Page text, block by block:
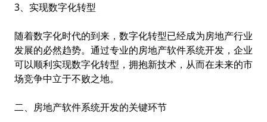
3、实现数字化转型
随着数字化时代的到来，数字化转型已经成为房地产行业
发展的必然趋势。通过专业的房地产软件系统开发，企业
可以顺利实现数字化转型，拥抱新技术，从而在未来的市
场竞争中立于不败之地。
二、房地产软件系统开发的关键环节